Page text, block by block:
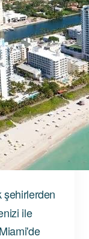
şehirlerden
ile